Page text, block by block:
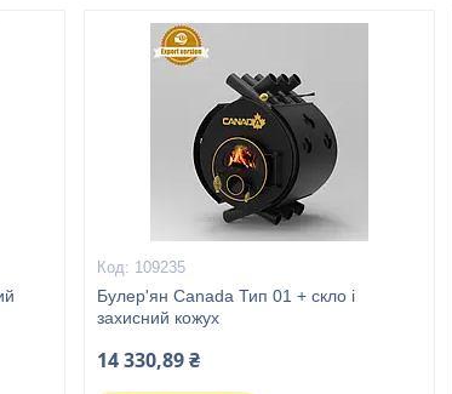
109235
Булер'ян Canada Тип 01 + скло і
захисний кожух
14 330,89 ₴